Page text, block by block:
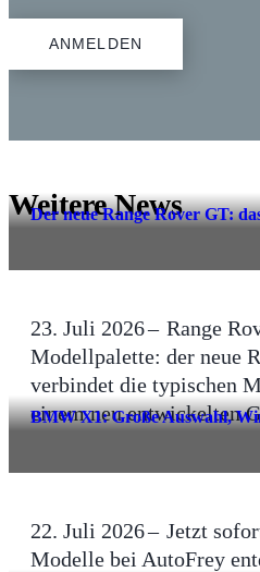
Weitere News
Der neue Range Rover GT:
23. Juli 2026
Range
Modellpalette: der neue
verbindet die typischen
einem neu entwickelten
BMW X1: Große Auswahl,
22. Juli 2026
Jetzt
Modelle bei AutoFrey